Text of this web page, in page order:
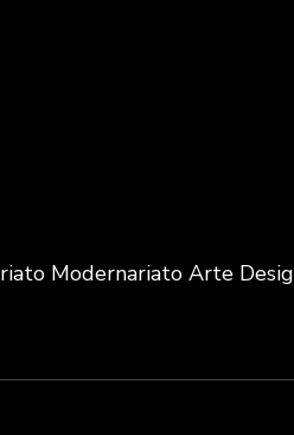
Modernariato Arte